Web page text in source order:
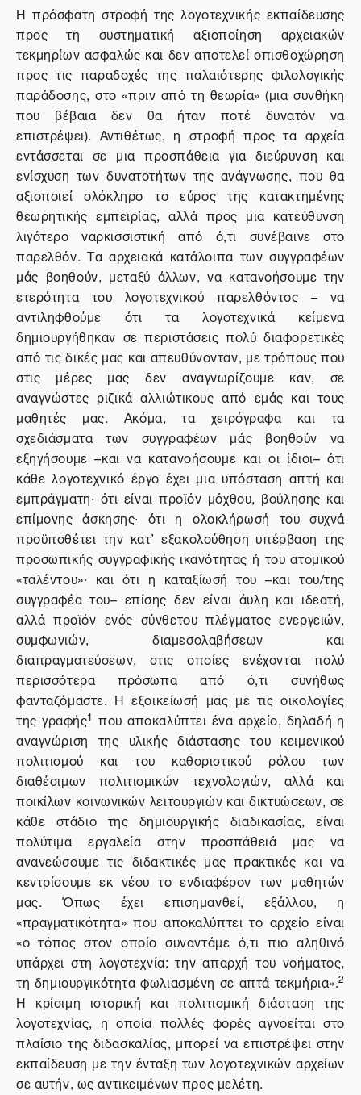
Η πρόσφατη στροφή της λογοτεχνικής εκπαίδευσης
προς τη συστηματική αξιοποίηση αρχειακών
τεκμηρίων ασφαλώς και δεν αποτελεί οπισθοχώρηση
προς τις παραδοχές της παλαιότερης φιλολογικής
παράδοσης, στο «πριν από τη θεωρία» (μια συνθήκη
που βέβαια δεν θα ήταν ποτέ δυνατόν να
επιστρέψει). Αντιθέτως, η στροφή προς τα αρχεία
εντάσσεται σε μια προσπάθεια για διεύρυνση και
ενίσχυση των δυνατοτήτων της ανάγνωσης, που θα
αξιοποιεί ολόκληρο το εύρος της κατακτημένης
θεωρητικής εμπειρίας, αλλά προς μια κατεύθυνση
λιγότερο ναρκισσιστική από ό,τι συνέβαινε στο
παρελθόν. Τα αρχειακά κατάλοιπα των συγγραφέων
μάς βοηθούν, μεταξύ άλλων, να κατανοήσουμε την
ετερότητα του λογοτεχνικού παρελθόντος – να
αντιληφθούμε ότι τα λογοτεχνικά κείμενα
δημιουργήθηκαν σε περιστάσεις πολύ διαφορετικές
από τις δικές μας και απευθύνονταν, με τρόπους που
στις μέρες μας δεν αναγνωρίζουμε καν, σε
αναγνώστες ριζικά αλλιώτικους από εμάς και τους
μαθητές μας. Ακόμα, τα χειρόγραφα και τα
σχεδιάσματα των συγγραφέων μάς βοηθούν να
εξηγήσουμε –και να κατανοήσουμε και οι ίδιοι– ότι
κάθε λογοτεχνικό έργο έχει μια υπόσταση απτή και
εμπράγματη· ότι είναι προϊόν μόχθου, βούλησης και
επίμονης άσκησης· ότι η ολοκλήρωσή του συχνά
προϋποθέτει την κατ’ εξακολούθηση υπέρβαση της
προσωπικής συγγραφικής ικανότητας ή του ατομικού
«ταλέντου»· και ότι η καταξίωσή του –και του/της
συγγραφέα του– επίσης δεν είναι άυλη και ιδεατή,
αλλά προϊόν ενός σύνθετου πλέγματος ενεργειών,
συμφωνιών, διαμεσολαβήσεων και
διαπραγματεύσεων, στις οποίες ενέχονται πολύ
περισσότερα πρόσωπα από ό,τι συνήθως
φανταζόμαστε. Η εξοικείωσή μας με τις οικολογίες
της γραφής1 που αποκαλύπτει ένα αρχείο, δηλαδή η
αναγνώριση της υλικής διάστασης του κειμενικού
πολιτισμού και του καθοριστικού ρόλου των
διαθέσιμων πολιτισμικών τεχνολογιών, αλλά και
ποικίλων κοινωνικών λειτουργιών και δικτυώσεων, σε
κάθε στάδιο της δημιουργικής διαδικασίας, είναι
πολύτιμα εργαλεία στην προσπάθειά μας να
ανανεώσουμε τις διδακτικές μας πρακτικές και να
κεντρίσουμε εκ νέου το ενδιαφέρον των μαθητών
μας. Όπως έχει επισημανθεί, εξάλλου, η
«πραγματικότητα» που αποκαλύπτει το αρχείο είναι
«ο τόπος στον οποίο συναντάμε ό,τι πιο αληθινό
υπάρχει στη λογοτεχνία: την απαρχή του νοήματος,
τη δημιουργικότητα φωλιασμένη σε απτά τεκμήρια».2
Η κρίσιμη ιστορική και πολιτισμική διάσταση της
λογοτεχνίας, η οποία πολλές φορές αγνοείται στο
πλαίσιο της διδασκαλίας, μπορεί να επιστρέψει στην
εκπαίδευση με την ένταξη των λογοτεχνικών αρχείων
σε αυτήν, ως αντικειμένων προς μελέτη.